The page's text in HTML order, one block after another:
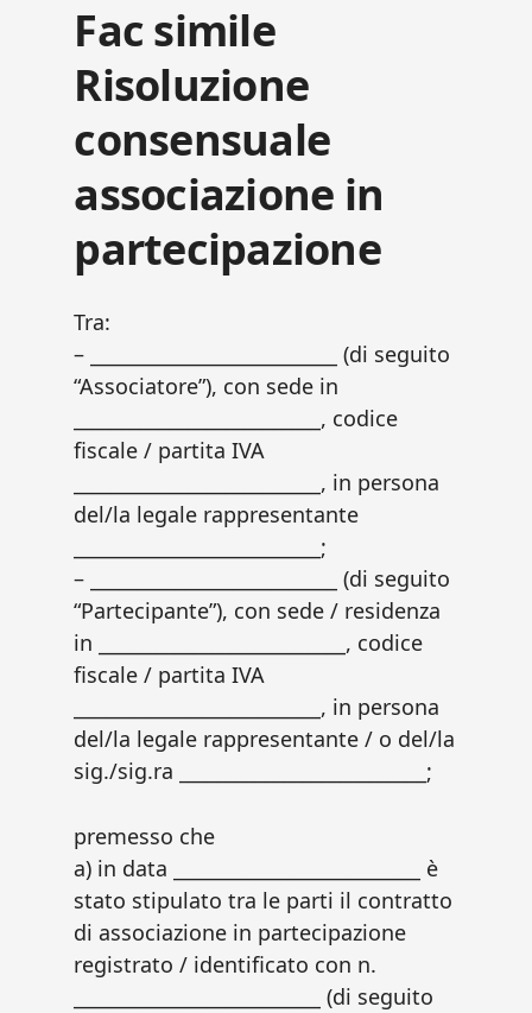
Fac simile
Risoluzione
consensuale
associazione in
partecipazione​
Tra:
– __________________________ (di seguito
“Associatore”), con sede in
__________________________, codice
fiscale / partita IVA
__________________________, in persona
del/la legale rappresentante
__________________________;
– __________________________ (di seguito
“Partecipante”), con sede / residenza
in __________________________, codice
fiscale / partita IVA
__________________________, in persona
del/la legale rappresentante / o del/la
sig./sig.ra __________________________;
premesso che
a) in data __________________________ è
stato stipulato tra le parti il contratto
di associazione in partecipazione
registrato / identificato con n.
__________________________ (di seguito